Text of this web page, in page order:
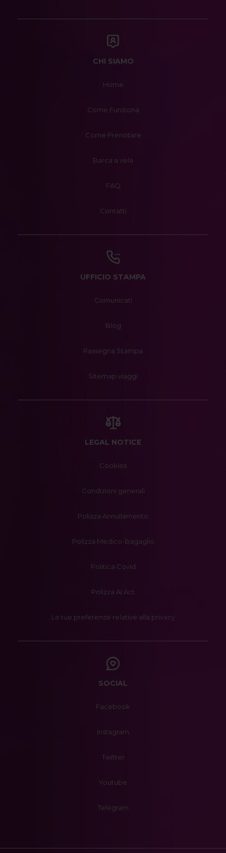
CHI SIAMO
Home
Come Funziona
Come Prenotare
Barca a vela
FAQ
Contatti
UFFICIO STAMPA
Comunicati
Blog
Rassegna Stampa
Sitemap viaggi
LEGAL NOTICE
Cookies
Condizioni generali
Polizza Annullamento
Polizza Medico-Bagaglio
Politica Covid
Polizza AI Act
Le tue preferenze relative alla privacy
SOCIAL
Facebook
Instagram
Twitter
Youtube
Telegram